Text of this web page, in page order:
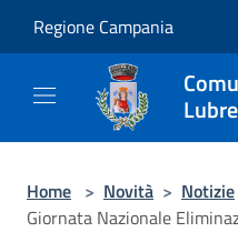
Regione Campania
Home > Novità > Notizie
Giornata Nazionale